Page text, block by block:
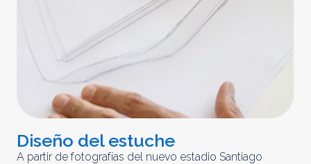
Diseño del estuche
A partir de fotografías del nuevo estadio Santiago